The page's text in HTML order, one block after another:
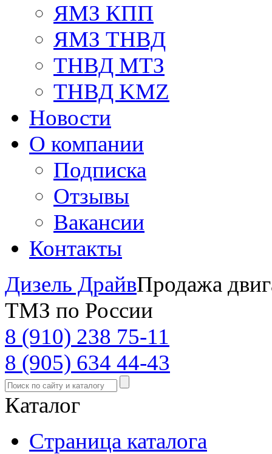
ЯМЗ КПП
ЯМЗ ТНВД
ТНВД МТЗ
ТНВД KMZ
Новости
О компании
Подписка
Отзывы
Вакансии
Контакты
Дизель ДрайвПродажа
ТМЗ по России
8 (910) 238 75-11
8 (905) 634 44-43
Каталог
Страница каталога